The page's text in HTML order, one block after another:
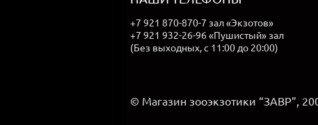
+7 921 870-870-7 зал «Экзотов»
+7 921 932-26-96 «Пушистый» зал
(Без выходных, с 11:00 до 20:00)
© Магазин зооэкзотики “ЗАВР”,